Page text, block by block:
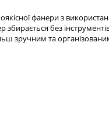
фанери з
збирається без
зручним та